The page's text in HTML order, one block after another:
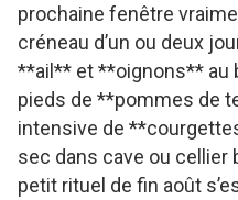
prochaine fenêtre
créneau d’un ou deux
**ail** et **oignons** au
pieds de **pommes de
intensive de
sec dans cave ou cellier
petit rituel de fin août